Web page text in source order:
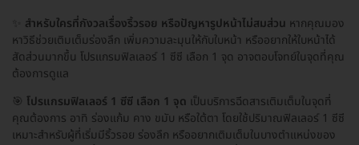
สำหรับใครที่กังวลเรื่องริ้วรอย หรือปัญหารูปหน้าไม่สมส่วน หากคุณมอง
หาวิธีช่วยเติมเต็มร่องลึก เพิ่มความละมุนให้กับใบหน้า หรืออยากให้ใบหน้าได้
สัดส่วนมากขึ้น โปรแกรมฟิลเลอร์ 1 ซีซี เลือก 1 จุด อาจตอบโจทย์ในจุดที่คุณ
ต้องการดูแล
🎯 โปรแกรมฟิลเลอร์ 1 ซีซี เลือก 1 จุด เป็นบริการฉีดสารเติมเต็มในจุดที่
คุณต้องการ อาทิ ร่องแก้ม คาง ขมับ หรือใต้ตา โดยใช้ปริมาณฟิลเลอร์ 1 ซีซี
เหมาะสำหรับผู้ที่เริ่มมีริ้วรอย ร่องลึก หรืออยากเติมเต็มในบางตำแหน่งของ